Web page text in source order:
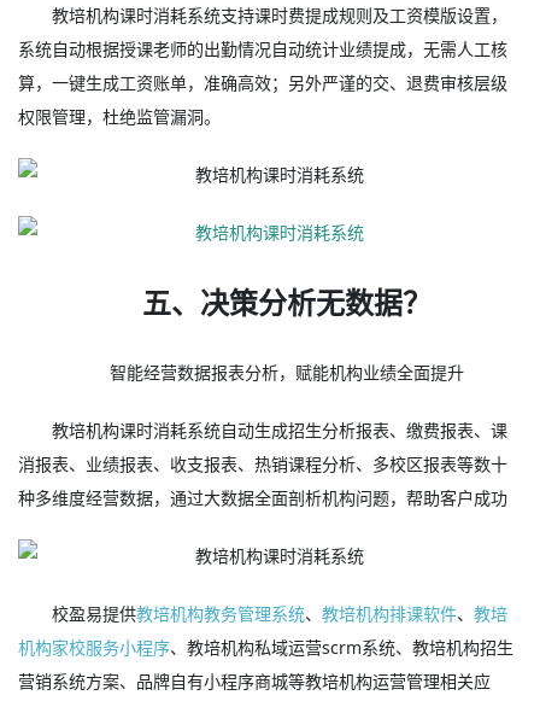
教培机构课时消耗系统支持课时费提成规则及工资模版设置，
系统自动根据授课老师的出勤情况自动统计业绩提成，无需人工核
算，一键生成工资账单，准确高效；另外严谨的交、退费审核层级
权限管理，杜绝监管漏洞。
五、决策分析无数据？
智能经营数据报表分析，赋能机构业绩全面提升
教培机构课时消耗系统自动生成招生分析报表、缴费报表、课
消报表、业绩报表、收支报表、热销课程分析、多校区报表等数十
种多维度经营数据，通过大数据全面剖析机构问题，帮助客户成功
校盈易提供教培机构教务管理系统、教培机构排课软件、教培
机构家校服务小程序、教培机构私域运营scrm系统、教培机构招生
营销系统方案、品牌自有小程序商城等教培机构运营管理相关应